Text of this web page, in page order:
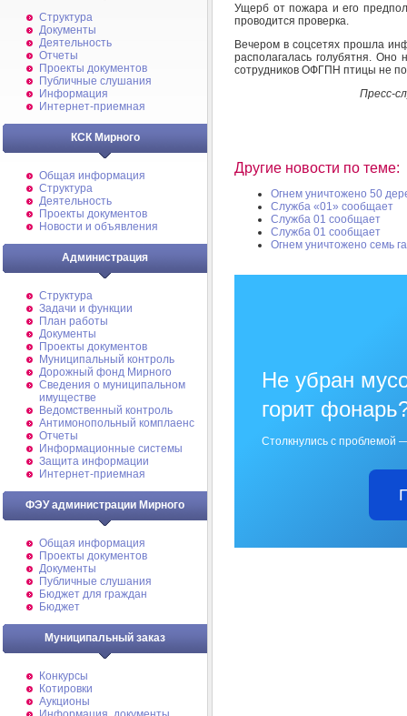
Структура
Документы
Деятельность
Отчеты
Проекты документов
Публичные слушания
Информация
Интернет-приемная
КСК Мирного
Общая информация
Структура
Деятельность
Проекты документов
Новости и объявления
Администрация
Структура
Задачи и функции
План работы
Документы
Проекты документов
Муниципальный контроль
Дорожный фонд Мирного
Cведения о муниципальном
имуществе
Ведомственный контроль
Антимонопольный комплаенс
Отчеты
Информационные системы
Защита информации
Интернет-приемная
ФЭУ администрации Мирного
Общая информация
Проекты документов
Документы
Публичные слушания
Бюджет для граждан
Бюджет
Муниципальный заказ
Конкурсы
Котировки
Аукционы
Ущерб от пожара и его
проводится проверка.
Вечером в соцсетях прошла
располагалась голубятня. Оно
сотрудников ОФГПН птицы не
Пресс-
Другие новости по теме:
Огнем уничтожено 50
Служба «01» сообщает
Служба 01 сообщает
Служба 01 сообщает
Огнем уничтожено семь
Не убран
горит
Столкнулись с проблемой